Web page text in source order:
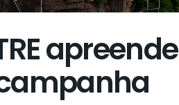
apreende